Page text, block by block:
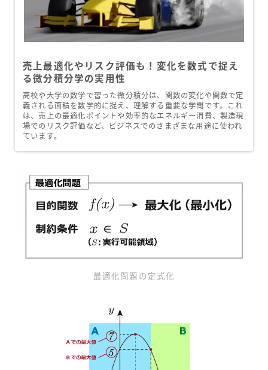
売上最適化やリスク評価も！変化を数式で捉え
る微分積分学の実用性
高校や大学の数学で習った微分積分は、関数の変化や関数で定
義される面積を数学的に捉え、理解する重要な学問です。これ
は、売上の最適化ポイントや効率的なエネルギー消費、製造現
場でのリスク評価など、ビジネスでのさまざまな用途に使われ
ています。
最適化問題の定式化